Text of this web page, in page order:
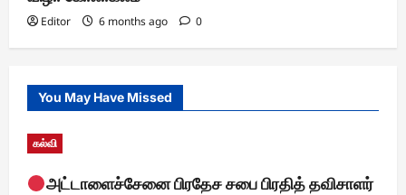
Editor 6 months ago 0
You May Have Missed
கல்வி
அட்டாளைச்சேனை பிரதேச சபை பிரதித் தவிசாளர்